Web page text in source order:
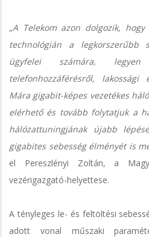
„A Telekom azon dolgozik,
technológián a legkorszerűbb
ügyfelei számára,
telefonhozzáférésről, lakossági
Mára gigabit-képes vezetékes
elérhető és tovább folytatjuk a
hálózattuningjának újabb
gigabites sebesség élményét is
el Pereszlényi Zoltán, a
vezérigazgató-helyettese.
A tényleges le- és feltöltési
adott vonal műszaki